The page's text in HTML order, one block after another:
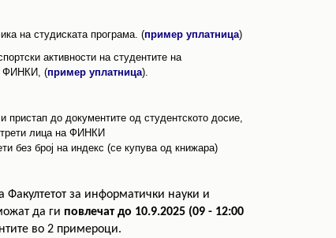
на студиската програма. (пример уплатница)
активности на студентите на
ФИНКИ, (пример уплатница).
пристап до документите од студентското досие,
лица на ФИНКИ
без број на индекс (се купува од книжара)
за информатички науки и
да ги повлечат до 10.9.2025 (09 - 12:00
во 2 примероци.